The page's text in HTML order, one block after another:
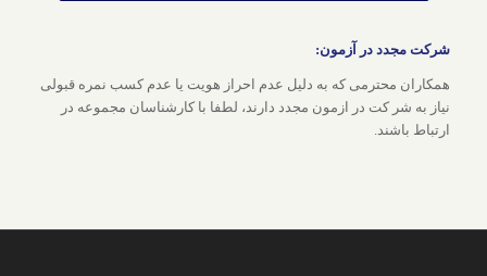
شرکت مجدد در آزمون:
همکاران محترمی که به دلیل عدم احراز هویت یا عدم کسب نمره قبولی
نیاز به شر کت در ازمون مجدد دارند، لطفا با کارشناسان مجموعه در
ارتباط باشند.